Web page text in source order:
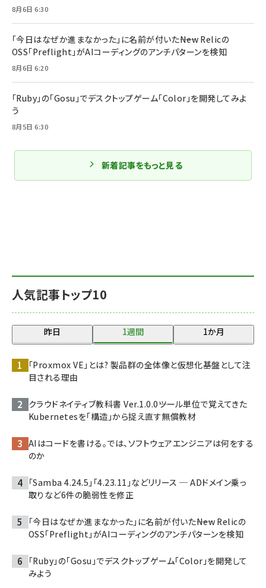
人気記事トップ10
昨日 1週間 1か月
「Proxmox VE」とは? 製品群の全体像と仮想化基盤として注
目される理由
クラウドネイティブ教科書 Ver.1.0.0――ツール単位で覚えてきた
Kubernetesを「構造」から捉え直す無償教材
AIはコードを書ける。では、ソフトウェアエンジニアは何をする
のか
「Samba 4.24.5」「4.23.11」などリリース ─ ADドメイン乗っ
取りなど6件の脆弱性を修正
「今日はなぜか進まなかった」に名前が付いた――New Relicの
OSS「Preflight」がAIコーディングのアンチパターンを検知
「Ruby」の「Gosu」でデスクトップゲーム「Color」を開発して
みよう
8月6日 6:30
「今日はなぜか進まなかった」に名前が付いた――New Relicの
OSS「Preflight」がAIコーディングのアンチパターンを検知
8月6日 6:20
「Ruby」の「Gosu」でデスクトップゲーム「Color」を開発してみよ
う
8月5日 6:30
新着記事をもっと見る